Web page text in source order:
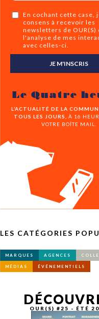
En cochant cette case,
consens à recevoir les
newsletters de OUR(S)
l'analyse de mes
avec celles-ci.
JE M'INSCRIS
Le Quatre
L’ACTUALITÉ DE LA
TOUS LES JOURS,
À 16
VOTRE BOÎTE MAIL.
LES CATÉGORIES
MARQUES AGENCES
MÉDIAS ÉVÉNEMENTIELS
OUR(S) #25 - ÉTÉ